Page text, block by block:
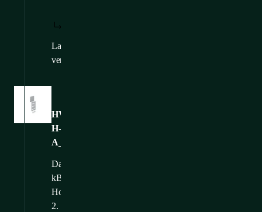
Language
versions:
HVMS-
H-
A_WEB
Dateigröße: 75,8
kB
Hochgeladen: 24.
2.